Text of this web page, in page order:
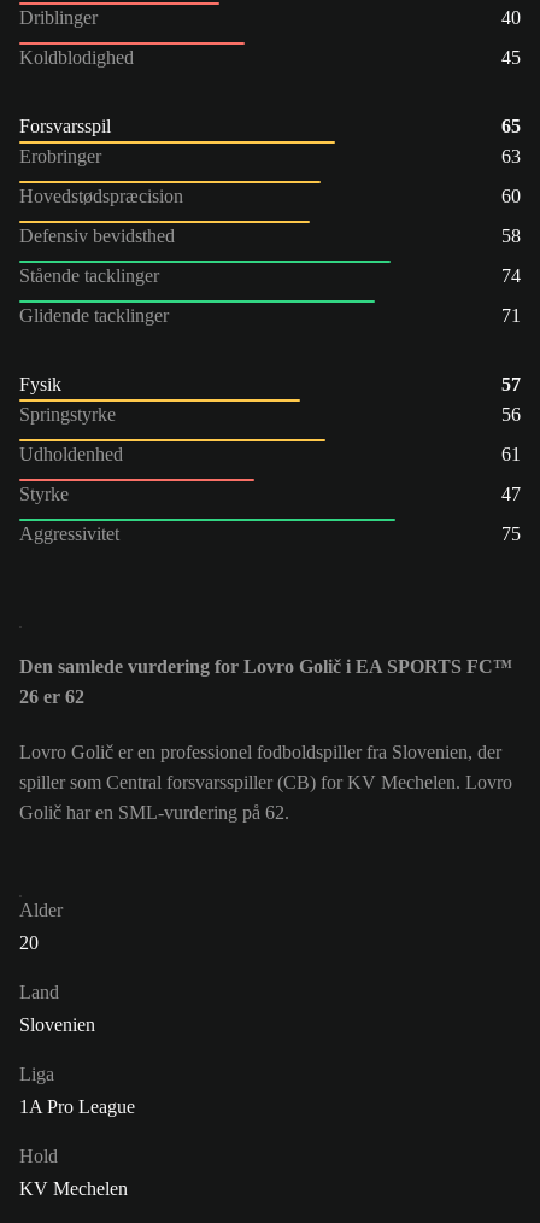
Driblinger
40
Koldblodighed
45
Forsvarsspil
65
Erobringer
63
Hovedstødspræcision
60
Defensiv bevidsthed
58
Stående tacklinger
74
Glidende tacklinger
71
Fysik
57
Springstyrke
56
Udholdenhed
61
Styrke
47
Aggressivitet
75
Den samlede vurdering for Lovro Golič i EA SPORTS FC™
26 er 62
Lovro Golič er en professionel fodboldspiller fra Slovenien, der
spiller som Central forsvarsspiller (CB) for KV Mechelen. Lovro
Golič har en SML-vurdering på 62.
Alder
20
Land
Slovenien
Liga
1A Pro League
Hold
KV Mechelen